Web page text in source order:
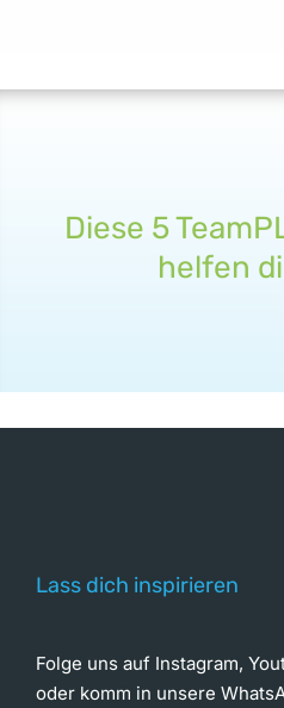
Diese 5
helfen
Lass dich inspirieren
Folge uns auf Instagram,
oder komm in unsere